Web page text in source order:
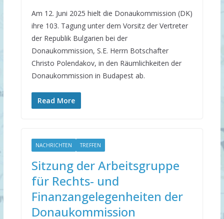
Am 12. Juni 2025 hielt die Donaukommission (DK)
ihre 103. Tagung unter dem Vorsitz der Vertreter
der Republik Bulgarien bei der
Donaukommission, S.E. Herrn Botschafter
Christo Polendakov, in den Räumlichkeiten der
Donaukommission in Budapest ab.
Read More
NACHRICHTEN TREFFEN
Sitzung der Arbeitsgruppe
für Rechts- und
Finanzangelegenheiten der
Donaukommission